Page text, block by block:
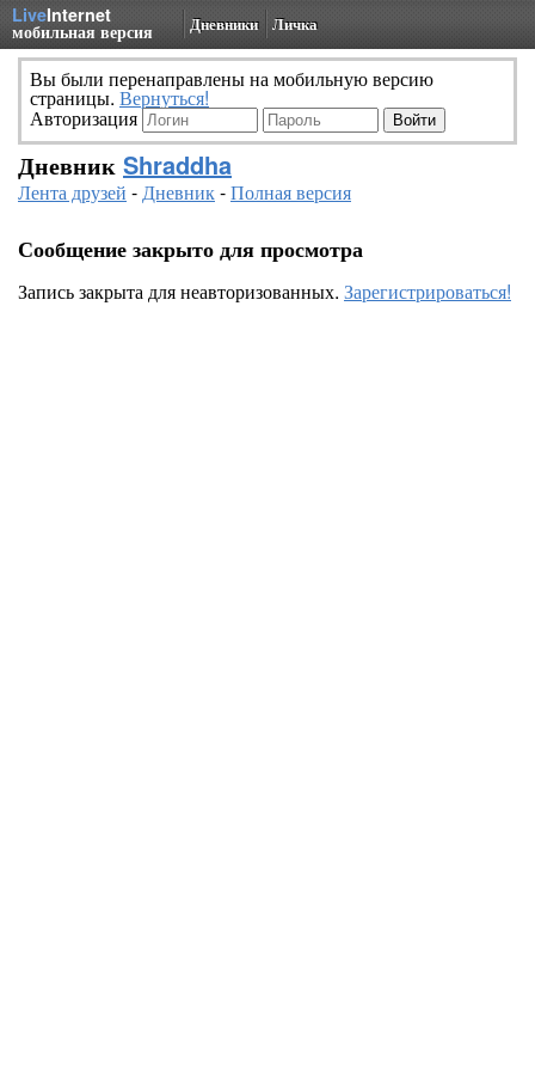
LiveInternet
мобильная версия Дневники Личка
Вы были перенаправлены на мобильную версию
страницы. Вернуться!
Авторизация
Дневник Shraddha
Лента друзей -Дневник-Полная версия
Сообщение закрыто для просмотра
Запись закрыта для неавторизованных. Зарегистрироваться!